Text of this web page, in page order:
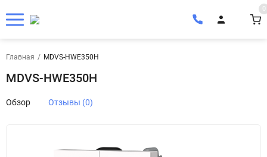
0
Главная / MDVS-HWE350H
MDVS-HWE350H
Обзор Отзывы (0)